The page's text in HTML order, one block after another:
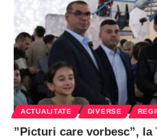
ACTUALITATE DIVERSE
”Picturi care vorbesc”, la